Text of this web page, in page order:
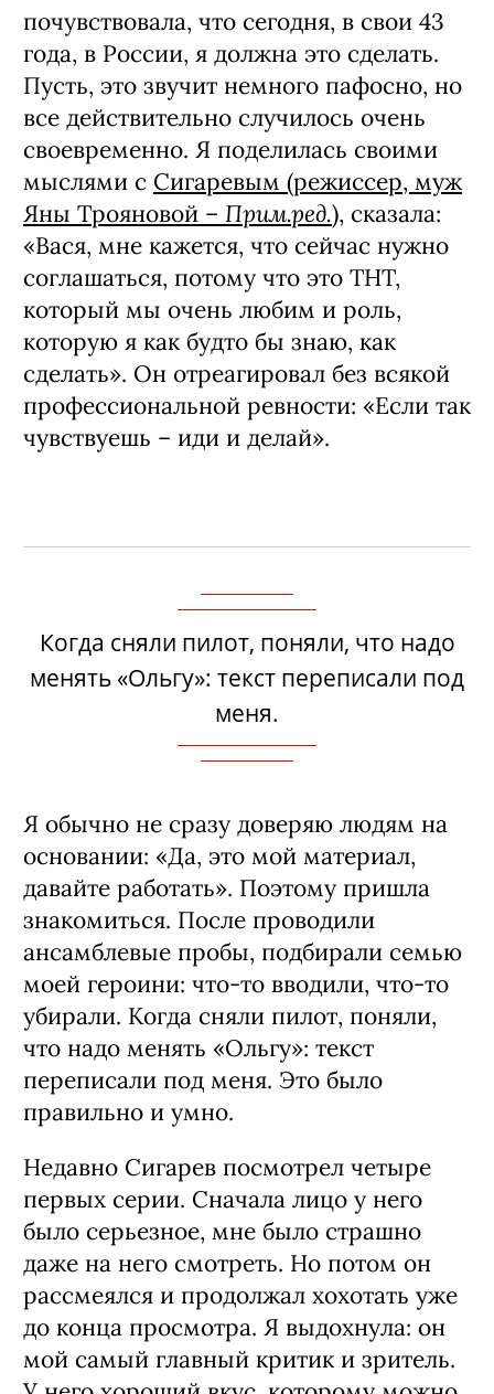
жду свой, так как подсела на
американские и британские. Было
обидно, что у нас настолько мало
качественных проектов.
Когда вышли «Реальные пацаны»,
поняла: ТНТ – мой канал. Я
инстинктивно начала ждать какого-то
предложения. В принципе, меня звали
работать все каналы, но я не шла, так
как не было моего материала. Вот
«Ольга» оказалась именно моим: четко
почувствовала, что сегодня, в свои 43
года, в России, я должна это сделать.
Пусть, это звучит немного пафосно, но
мыслями сСигаревым (режиссер, муж
«Вася, мне кажется, что сейчас нужно
соглашаться, потому что это ТНТ,
который мы очень любим и роль,
которую я как будто бы знаю, как
сделать». Он отреагировал без всякой
профессиональной ревности: «Если так
Когда сняли пилот, поняли, что надо
менять «Ольгу»: текст переписали под
меня.
Я обычно не сразу доверяю людям на
основании: «Да, это мой материал,
давайте работать». Поэтому пришла
знакомиться. После проводили
ансамблевые пробы, подбирали семью
моей героини: что-то вводили, что-то
убирали. Когда сняли пилот, поняли,